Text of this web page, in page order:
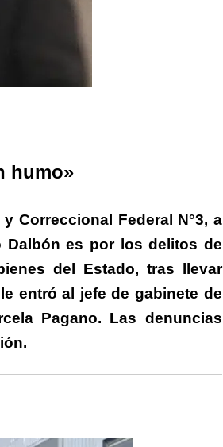
humo»
Correccional Federal N°3, a
Dalbón es por los delitos de
del Estado, tras llevar
entró al jefe de gabinete de
Pagano. Las denuncias